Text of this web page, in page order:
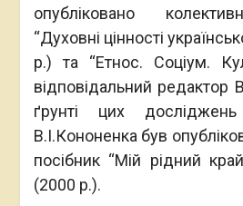
опубліковано
“Духовні цінності
р.) та “Етнос. Соціум.
відповідальний редактор
ґрунті цих
В.І.Кононенка був
посібник “Мій рідний
(2000 р.).